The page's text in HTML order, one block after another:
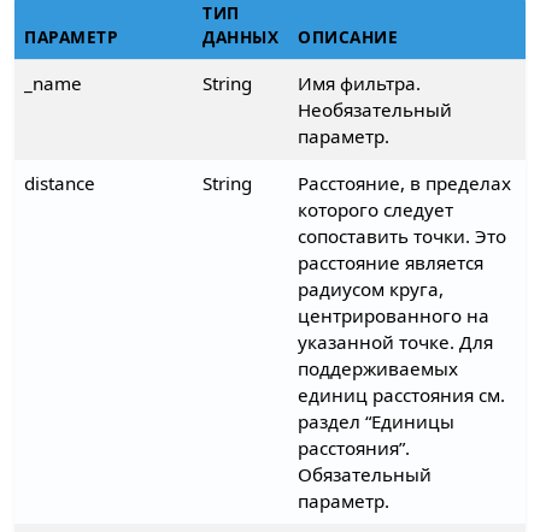
ПАРАМЕТР
ТИП
ДАННЫХ
ОПИСАНИЕ
_name String
Имя фильтра.
Необязательный
параметр.
distance
String
Расстояние, в пределах
которого следует
сопоставить точки. Это
расстояние является
радиусом круга,
центрированного на
указанной точке. Для
поддерживаемых
единиц расстояния см.
раздел “Единицы
расстояния”.
Обязательный
параметр.